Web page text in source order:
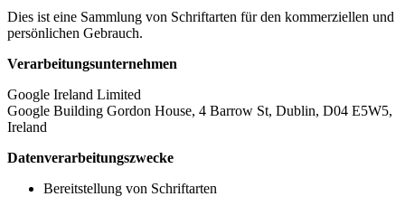
Dies ist eine Sammlung von Schriftarten für den kommerziellen und
persönlichen Gebrauch.
Verarbeitungsunternehmen
Google Ireland Limited
Google Building Gordon House, 4 Barrow St, Dublin, D04 E5W5,
Ireland
Datenverarbeitungszwecke
Bereitstellung von Schriftarten